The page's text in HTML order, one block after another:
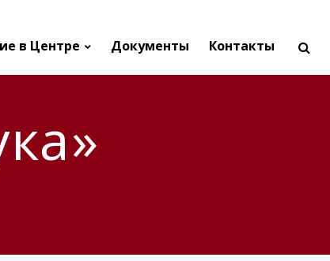
в Центре Документы Контакты